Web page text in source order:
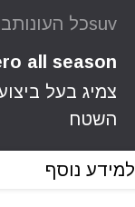
suvכל העונות
all season
צמיג בעל
השטח
למידע נוסף